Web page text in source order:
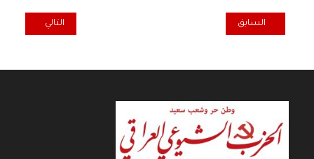
المقال السابق: "اريج افكاري".. المرأة والواقع المأزوم
السابق المقال التالي:
التالي